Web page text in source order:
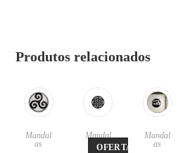
Produtos relacionados
Mandal
as
OFERTA!
Mandal
as
Mandal
as